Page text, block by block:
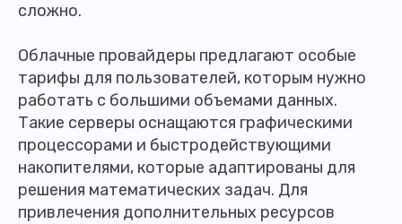
сложно.
Облачные провайдеры предлагают особые
тарифы для пользователей, которым нужно
работать с большими объемами данных.
Такие серверы оснащаются графическими
процессорами и быстродействующими
накопителями, которые адаптированы для
решения математических задач. Для
привлечения дополнительных ресурсов